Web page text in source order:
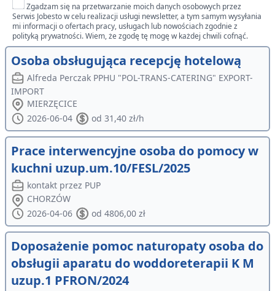
Zgadzam się na przetwarzanie moich danych osobowych przez
Serwis Jobesto w celu realizacji usługi newsletter, a tym samym wysyłania
mi informacji o ofertach pracy, usługach lub nowościach zgodnie z
polityką prywatności. Wiem, że zgodę tę mogę w każdej chwili cofnąć.
Osoba obsługująca recepcję hotelową
Alfreda Perczak PPHU "POL-TRANS-CATERING" EXPORT-
IMPORT
MIERZĘCICE
2026-06-04
od 31,40 zł/h
Prace interwencyjne osoba do pomocy w
kuchni uzup.um.10/FESL/2025
kontakt przez PUP
CHORZÓW
2026-04-06
od 4806,00 zł
Doposażenie pomoc naturopaty osoba do
obsługii aparatu do woddoreterapii K M
uzup.1 PFRON/2024